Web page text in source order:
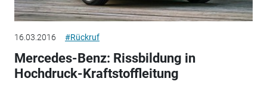
16.03.2016 #Rückruf
Mercedes-Benz: Rissbildung in
Hochdruck-Kraftstoffleitung